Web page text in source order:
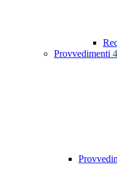
Provvedimenti